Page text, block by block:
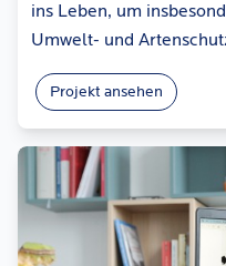
ins Leben, um
Umwelt- und
Projekt ansehen